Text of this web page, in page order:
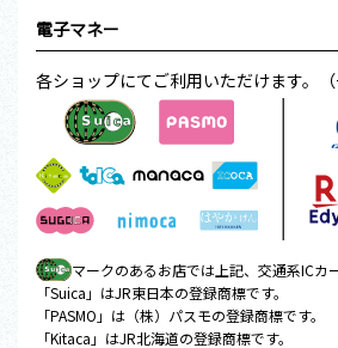
電子マネー
各ショップにてご利用いただけます。（
マークのあるお店では上記、交通系ICカ
「Suica」はJR東日本の登録商標です。
「PASMO」は（株）パスモの登録商標です。
「Kitaca」はJR北海道の登録商標です。